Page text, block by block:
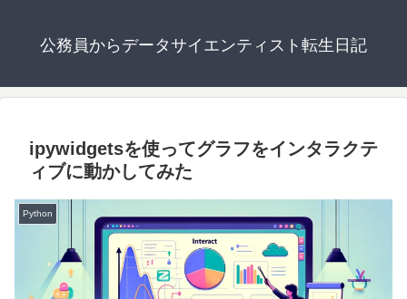
公務員からデータサイエンティスト転生日記
ipywidgetsを使ってグラフをインタラクテ
ィブに動かしてみた
Python